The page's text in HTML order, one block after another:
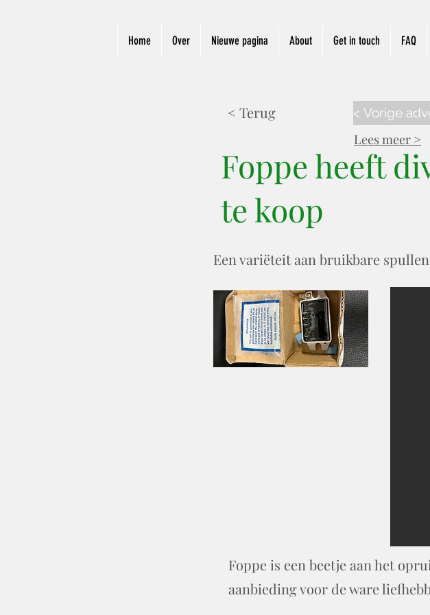
Home Over Nieuwe pagina About Get in touch FAQ
< Terug < Vorige
Foppe heeft
te koop
Lees meer >
Een variëteit aan bruikbare spullen
Foppe is een beetje aan het
aanbieding voor de ware